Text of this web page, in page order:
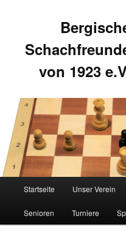
von 1923
Zum
primären
Zum
sekundären
Startseite Unser Verein
Senioren Turniere